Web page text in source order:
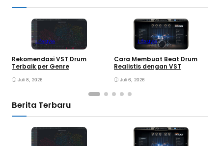
Lifestyle
Rekomendasi VST Drum
Terbaik per Genre
Juli 8, 2026
Lifestyle
Cara Membuat Beat Drum
Realistis dengan VST
Juli 6, 2026
Berita Terbaru